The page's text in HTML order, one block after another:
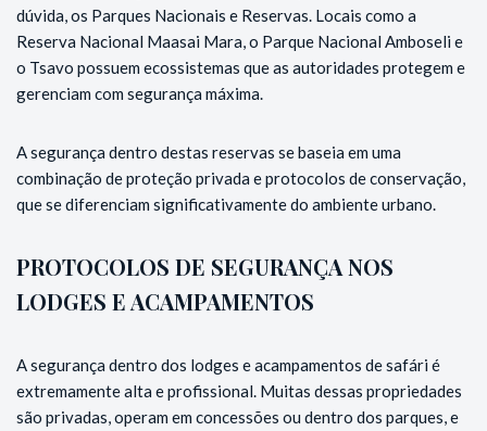
dúvida, os Parques Nacionais e Reservas. Locais como a
Reserva Nacional Maasai Mara, o Parque Nacional Amboseli e
o Tsavo possuem ecossistemas que as autoridades protegem e
gerenciam com segurança máxima.
A segurança dentro destas reservas se baseia em uma
combinação de proteção privada e protocolos de conservação,
que se diferenciam significativamente do ambiente urbano.
PROTOCOLOS DE SEGURANÇA NOS
LODGES E ACAMPAMENTOS
A segurança dentro dos lodges e acampamentos de safári é
extremamente alta e profissional. Muitas dessas propriedades
são privadas, operam em concessões ou dentro dos parques, e